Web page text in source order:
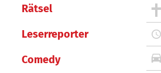
Rätsel
Leserreporter
Comedy